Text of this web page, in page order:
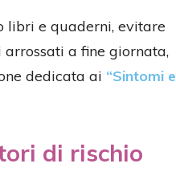
libri e quaderni, evitare
a fine giornata,
dedicata ai “Sintomi e
di rischio